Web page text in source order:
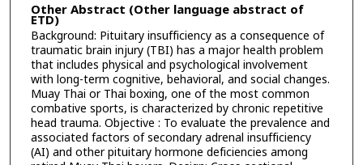
Other Abstract (Other language abstract of
ETD)
Background: Pituitary insufficiency as a consequence of
traumatic brain injury (TBI) has a major health problem
that includes physical and psychological involvement
with long-term cognitive, behavioral, and social changes.
Muay Thai or Thai boxing, one of the most common
combative sports, is characterized by chronic repetitive
head trauma. Objective : To evaluate the prevalence and
associated factors of secondary adrenal insufficiency
(AI) and other pituitary hormone deficiencies among